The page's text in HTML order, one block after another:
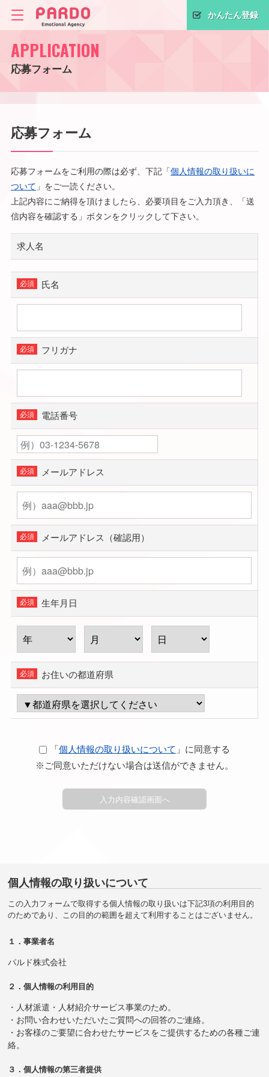
かんたん登録
APPLICATION
応募フォーム
応募フォーム
応募フォームをご利用の際は必ず、下記「個人情報の取り扱いに
ついて 」をご一読ください。
上記内容にご納得を頂けましたら、必要項目をご入力頂き、「送
信内容を確認する」ボタンをクリックして下さい。
求人名
氏名
フリガナ
電話番号
メールアドレス
メールアドレス（確認用）
生年月日
お住いの都道府県
「個人情報の取り扱いについて 」に同意する
※ご同意いただけない場合は送信ができません。
個人情報の取り扱いについて
この入力フォームで取得する個人情報の取り扱いは下記3項の利用目的
のためであり、この目的の範囲を超えて利用することはございません。
１．事業者名
パルド株式会社
２．個人情報の利用目的
・人材派遣・人材紹介サービス事業のため。
・お問い合わせいただいたご質問への回答のご連絡。
・お客様のご要望に合わせたサービスをご提供するための各種ご連
絡。
３．個人情報の第三者提供